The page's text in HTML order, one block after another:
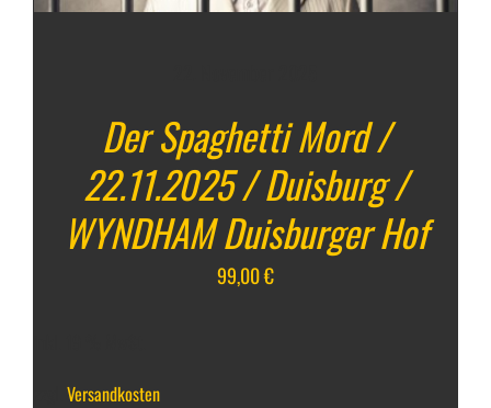
Der Spaghetti Mord /
22.11.2025 / Duisburg /
WYNDHAM Duisburger Hof
99,00€
Versandkosten